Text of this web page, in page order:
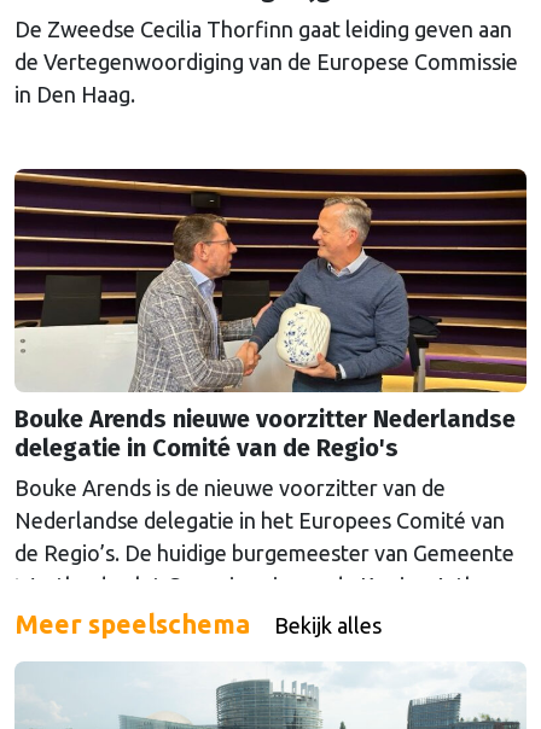
De Zweedse Cecilia Thorfinn gaat leiding geven aan
de Vertegenwoordiging van de Europese Commissie
in Den Haag.
Bouke Arends nieuwe voorzitter Nederlandse
delegatie in Comité van de Regio's
Bouke Arends is de nieuwe voorzitter van de
Nederlandse delegatie in het Europees Comité van
de Regio’s. De huidige burgemeester van Gemeente
Westland volgt Commissaris van de Koning Arthur
van Dijk (Noord-Holland) op, die de voorzittersrol
Nederlandse regio’s behoorlijk succesvol in hun
lobby in Brussel, en dat komt vooral omdat …
Meer speelschema Bekijk alles